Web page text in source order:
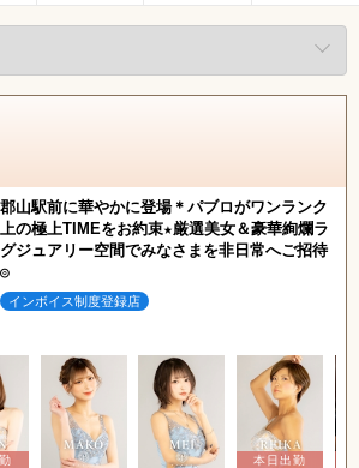
郡山駅前に華やかに登場＊パブロがワンランク
上の極上TIMEをお約束★厳選美女＆豪華絢爛ラ
グジュアリー空間でみなさまを非日常へご招待
◎
インボイス制度登録店